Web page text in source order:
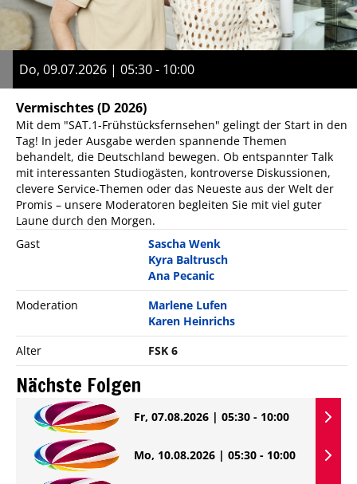
Do, 09.07.2026 | 05:30 - 10:00
Vermischtes(D 2026)
Mit dem "SAT.1-Frühstücksfernsehen" gelingt der Start in den
Tag! In jeder Ausgabe werden spannende Themen
behandelt, die Deutschland bewegen. Ob entspannter Talk
mit interessanten Studiogästen, kontroverse Diskussionen,
clevere Service-Themen oder das Neueste aus der Welt der
Promis – unsere Moderatoren begleiten Sie mit viel guter
Laune durch den Morgen.
Gast
Sascha Wenk
Kyra Baltrusch
Ana Pecanic
Moderation
Marlene Lufen
Karen Heinrichs
Alter
FSK 6
Nächste Folgen
Fr, 07.08.2026 | 05:30 - 10:00
Mo, 10.08.2026 | 05:30 - 10:00